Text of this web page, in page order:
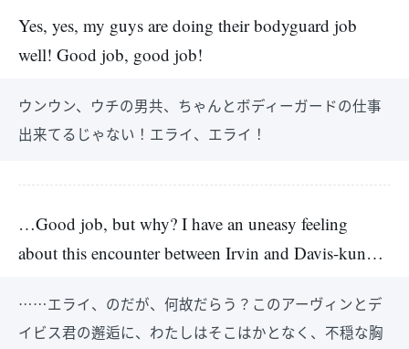
Yes, yes, my guys are doing their bodyguard job
well! Good job, good job!
ウンウン、ウチの男共、ちゃんとボディーガードの仕事
出来てるじゃない！エライ、エライ！
…Good job, but why? I have an uneasy feeling
about this encounter between Irvin and Davis-kun…
……エライ、のだが、何故だらう？このアーヴィンとデ
イビス君の邂逅に、わたしはそこはかとなく、不穏な胸